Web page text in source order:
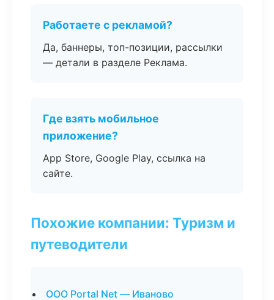
Работаете с рекламой?
Да, баннеры, топ-позиции, рассылки
— детали в разделе Реклама.
Где взять мобильное
приложение?
App Store, Google Play, ссылка на
сайте.
Похожие компании: Туризм и
путеводители
ООО Portal Net — Иваново